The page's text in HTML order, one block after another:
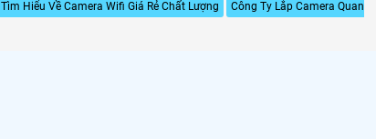
Tìm Hiểu Về Camera Wifi Giá Rẻ Chất Lượng
Công Ty Lắp Camera Quan